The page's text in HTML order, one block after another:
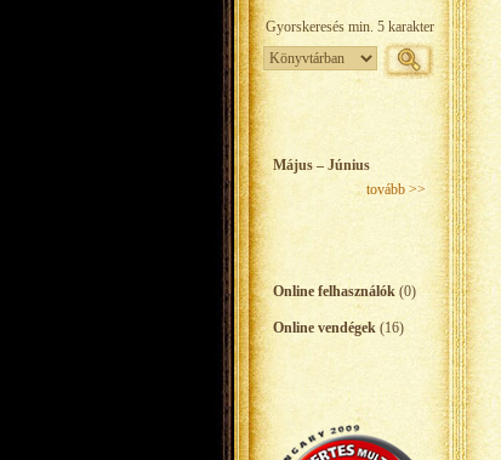
Május – Június
tovább >>
Online felhasználók (0)
Online vendégek(16)